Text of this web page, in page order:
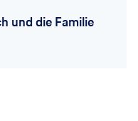
und die Familie